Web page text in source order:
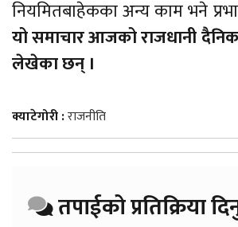
नियमितबाहेकका अन्य काम भने
यो समाचार आजको राजधानी
लेखेका छन् ।
क्याटेगोरी :राजनीति
तपाईको प्रतिक्रिया